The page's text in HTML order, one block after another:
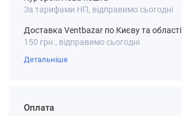
За тарифами НП, відправимо сьогодні
Доставка Ventbazar по Києву та області
150 грн., відправимо сьогодні
Детальніше
Оплата